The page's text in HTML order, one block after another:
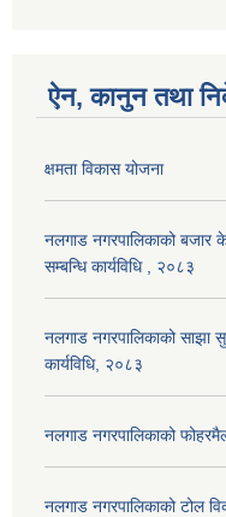
ऐन, कानुन तथा
क्षमता विकास योजना
नलगाड नगरपालिकाको बजार
सम्बन्धि कार्यविधि , २०८३
नलगाड नगरपालिकाको साझा
कार्यविधि, २०८३
नलगाड नगरपालिकाको
नलगाड नगरपालिकाको टोल